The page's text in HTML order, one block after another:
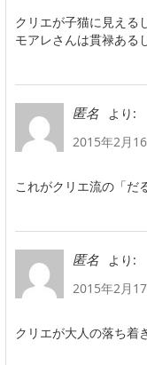
クリエが子猫に見える
モアレさんは貫禄ある
匿名
より:
2015年2月
これがクリエ流の「だ
匿名
より:
2015年2月
クリエが大人の落ち着